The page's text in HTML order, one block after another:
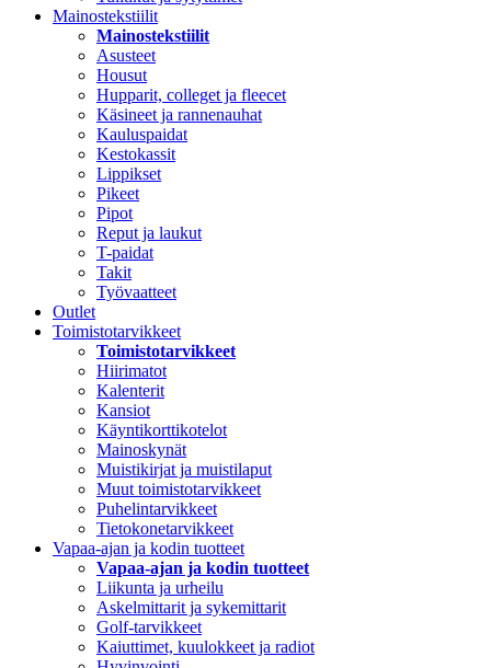
Mainostekstiilit
Mainostekstiilit
Asusteet
Housut
Hupparit, colleget ja fleecet
Käsineet ja rannenauhat
Kauluspaidat
Kestokassit
Lippikset
Pikeet
Pipot
Reput ja laukut
T-paidat
Takit
Työvaatteet
Outlet
Toimistotarvikkeet
Toimistotarvikkeet
Hiirimatot
Kalenterit
Kansiot
Käyntikorttikotelot
Mainoskynät
Muistikirjat ja muistilaput
Muut toimistotarvikkeet
Puhelintarvikkeet
Tietokonetarvikkeet
Vapaa-ajan ja kodin tuotteet
Vapaa-ajan ja kodin tuotteet
Liikunta ja urheilu
Askelmittarit ja sykemittarit
Golf-tarvikkeet
Kaiuttimet, kuulokkeet ja radiot